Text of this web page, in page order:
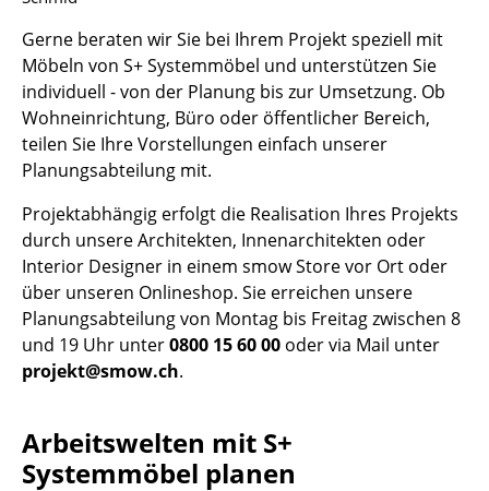
... alle Leuchten
Betten
Doppelbetten
Einzelbetten
Stapelbetten
Kinderbetten
Nachttische & Bettzubehör
... alle Betten
Accessoires
Uhren
Gerne beraten wir Sie bei Ihrem Projekt speziell mit
Möbeln von S+ Systemmöbel und unterstützen Sie
individuell - von der Planung bis zur Umsetzung. Ob
Wohneinrichtung, Büro oder öffentlicher Bereich,
teilen Sie Ihre Vorstellungen einfach unserer
Planungsabteilung mit.
Projektabhängig erfolgt die Realisation Ihres Projekts
durch unsere Architekten, Innenarchitekten oder
Interior Designer in einem smow Store vor Ort oder
über unseren Onlineshop. Sie erreichen unsere
Planungsabteilung von Montag bis Freitag zwischen 8
und 19 Uhr unter0800 15 60 00 oder via Mail unter
projekt@smow.ch.
Arbeitswelten mit S+
Systemmöbel planen